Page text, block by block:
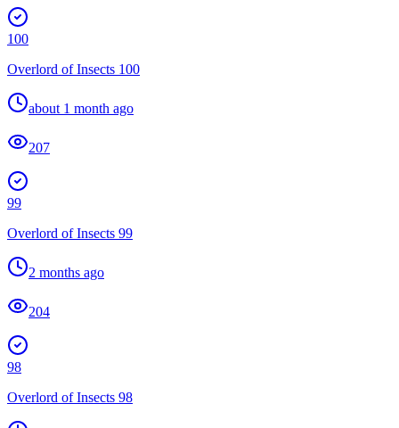
100
Overlord of Insects 100
about 1 month ago
207
99
Overlord of Insects 99
2 months ago
204
98
Overlord of Insects 98